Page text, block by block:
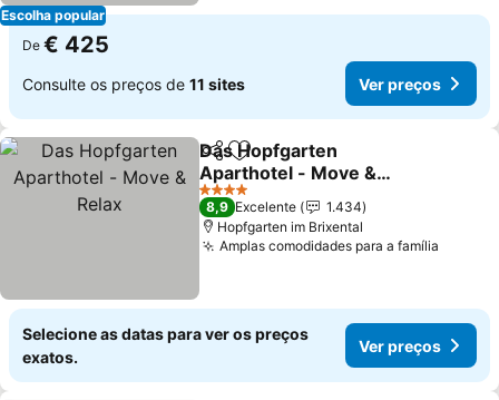
Escolha popular
De € 425
Consulte os preços de 11 sites Ver preços
PartilharAdicionar aos favoritos
Das Hopfgarten
Aparthotel - Move &
Relax
Ver preços
4 Estrelas
8,9 Excelente
1.434
Hopfgarten im Brixental
Amplas comodidades para a família
Selecione as datas para ver os preços
exatos.
Ver preços